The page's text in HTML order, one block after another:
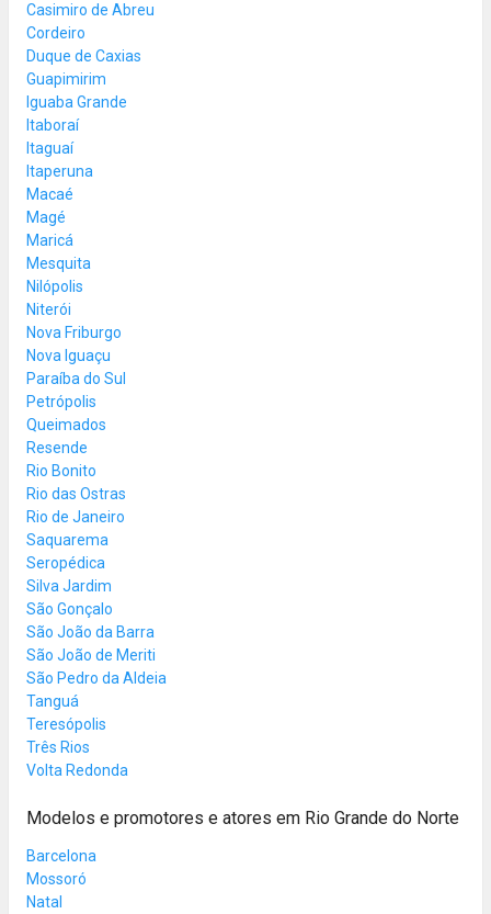
Casimiro de Abreu
Cordeiro
Duque de Caxias
Guapimirim
Iguaba Grande
Itaboraí
Itaguaí
Itaperuna
Macaé
Magé
Maricá
Mesquita
Nilópolis
Niterói
Nova Friburgo
Nova Iguaçu
Paraíba do Sul
Petrópolis
Queimados
Resende
Rio Bonito
Rio das Ostras
Rio de Janeiro
Saquarema
Seropédica
Silva Jardim
São Gonçalo
São João da Barra
São João de Meriti
São Pedro da Aldeia
Tanguá
Teresópolis
Três Rios
Volta Redonda
Modelos e promotores e atores em Rio Grande do Norte
Barcelona
Mossoró
Natal